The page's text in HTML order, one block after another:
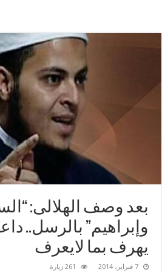
بعد وصف الهلالى:
وإبراهيم” بالرسل..
يهرف بما لايعرف
7 فبراير، 2014 261 زيارة